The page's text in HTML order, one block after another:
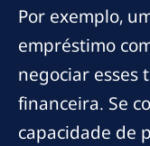
Por exemplo,
empréstimo
negociar esses
financeira. Se
capacidade de